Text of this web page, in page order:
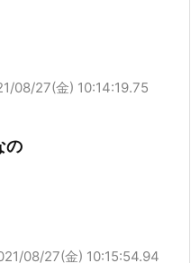
08/27(金) 10:14:19.75
の
08/27(金) 10:15:54.94